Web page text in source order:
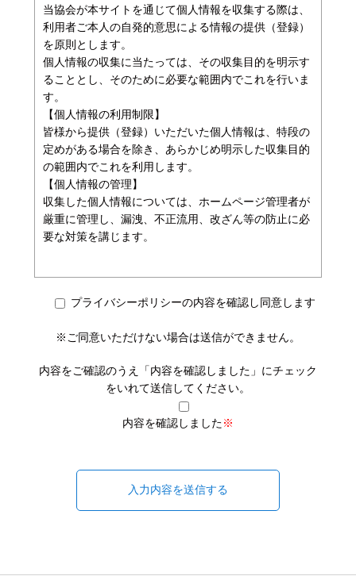
当協会が本サイトを通じて個人情報を収集する際は、
利用者ご本人の自発的意思による情報の提供（登録）
を原則とします。
個人情報の収集に当たっては、その収集目的を明示す
ることとし、そのために必要な範囲内でこれを行いま
す。
【個人情報の利用制限】
皆様から提供（登録）いただいた個人情報は、特段の
定めがある場合を除き、あらかじめ明示した収集目的
の範囲内でこれを利用します。
【個人情報の管理】
収集した個人情報については、ホームページ管理者が
厳重に管理し、漏洩、不正流用、改ざん等の防止に必
要な対策を講じます。
プライバシーポリシーの内容を確認し同意します
※ご同意いただけない場合は送信ができません。
内容をご確認のうえ「内容を確認しました」にチェック
をいれて送信してください。
内容を確認しました※